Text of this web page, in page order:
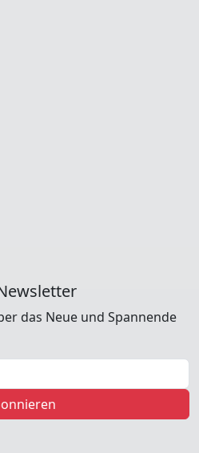
das Neue und Spannende